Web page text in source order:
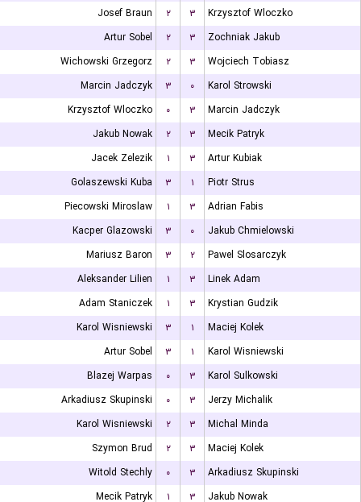
Josef Braun
۲ ۳
Krzysztof Wloczko
Artur Sobel
۲ ۳
Zochniak Jakub
Wichowski Grzegorz
۲ ۳
Wojciech Tobiasz
Marcin Jadczyk
۳ ۰
Karol Strowski
Krzysztof Wloczko
۰ ۳
Marcin Jadczyk
Jakub Nowak
۲ ۳
Mecik Patryk
Jacek Zelezik
۱ ۳
Artur Kubiak
Golaszewski Kuba
۳ ۱
Piotr Strus
Piecowski Miroslaw
۱ ۳
Adrian Fabis
Kacper Glazowski
۳ ۰
Jakub Chmielowski
Mariusz Baron
۳ ۲
Pawel Slosarczyk
Aleksander Lilien
۱ ۳
Linek Adam
Adam Staniczek
۱ ۳
Krystian Gudzik
Karol Wisniewski
۳ ۱
Maciej Kolek
Artur Sobel
۳ ۱
Karol Wisniewski
Blazej Warpas
۰ ۳
Karol Sulkowski
Arkadiusz Skupinski
۰ ۳
Jerzy Michalik
Karol Wisniewski
۲ ۳
Michal Minda
Szymon Brud
۲ ۳
Maciej Kolek
Witold Stechly
۰ ۳
Arkadiusz Skupinski
Mecik Patryk
۱ ۳ Jakub Nowak